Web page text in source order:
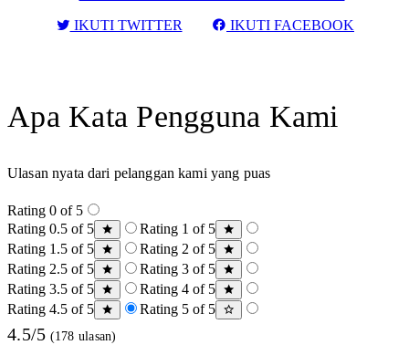
IKUTI TWITTER
IKUTI FACEBOOK
Apa Kata Pengguna Kami
Ulasan nyata dari pelanggan kami yang puas
Rating 0 of 5
Rating 0.5 of 5
Rating 1 of 5
Rating 1.5 of 5
Rating 2 of 5
Rating 2.5 of 5
Rating 3 of 5
Rating 3.5 of 5
Rating 4 of 5
Rating 4.5 of 5
Rating 5 of 5
4.5/5 (178 ulasan)